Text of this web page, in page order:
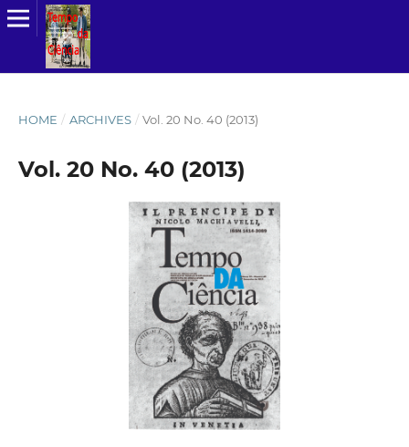
HOME / ARCHIVES / Vol. 20 No. 40 (2013)
Vol. 20 No. 40 (2013)